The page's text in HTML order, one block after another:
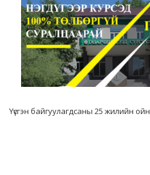
Үүсгэн байгуулагдсаны 25 жилийн